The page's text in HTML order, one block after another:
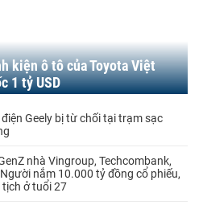
kiện ô tô của Toyota Việt
1 tỷ USD
Geely bị từ chối tại trạm sạc
nhà Vingroup, Techcombank,
nắm 10.000 tỷ đồng cổ phiếu,
ở tuổi 27